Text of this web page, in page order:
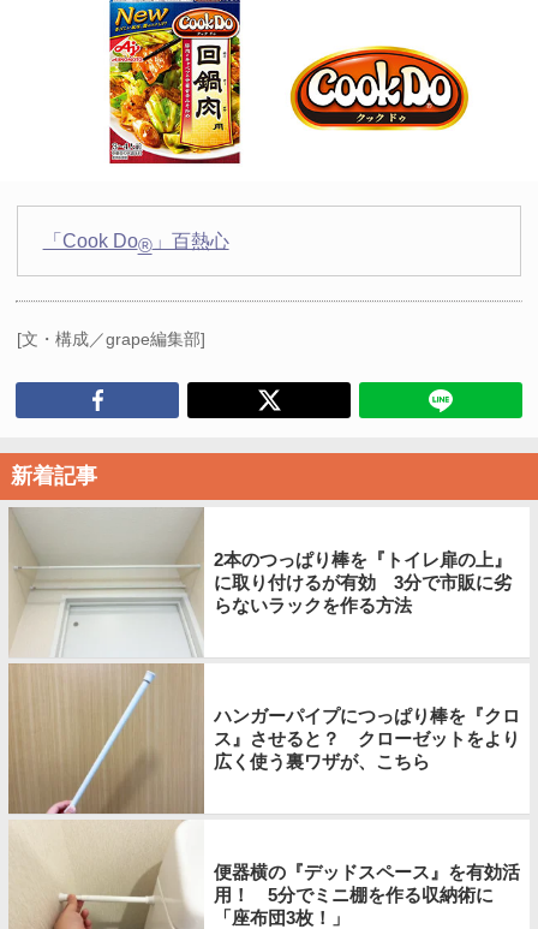
「Cook Do®」百熱心
[文・構成／grape編集部]
新着記事
2本のつっぱり棒を『トイレ扉の上』
に取り付けるが有効 3分で市販に劣
らないラックを作る方法
ハンガーパイプにつっぱり棒を『クロ
ス』させると？ クローゼットをより
広く使う裏ワザが、こちら
便器横の『デッドスペース』を有効活
用！ 5分でミニ棚を作る収納術に
「座布団3枚！」